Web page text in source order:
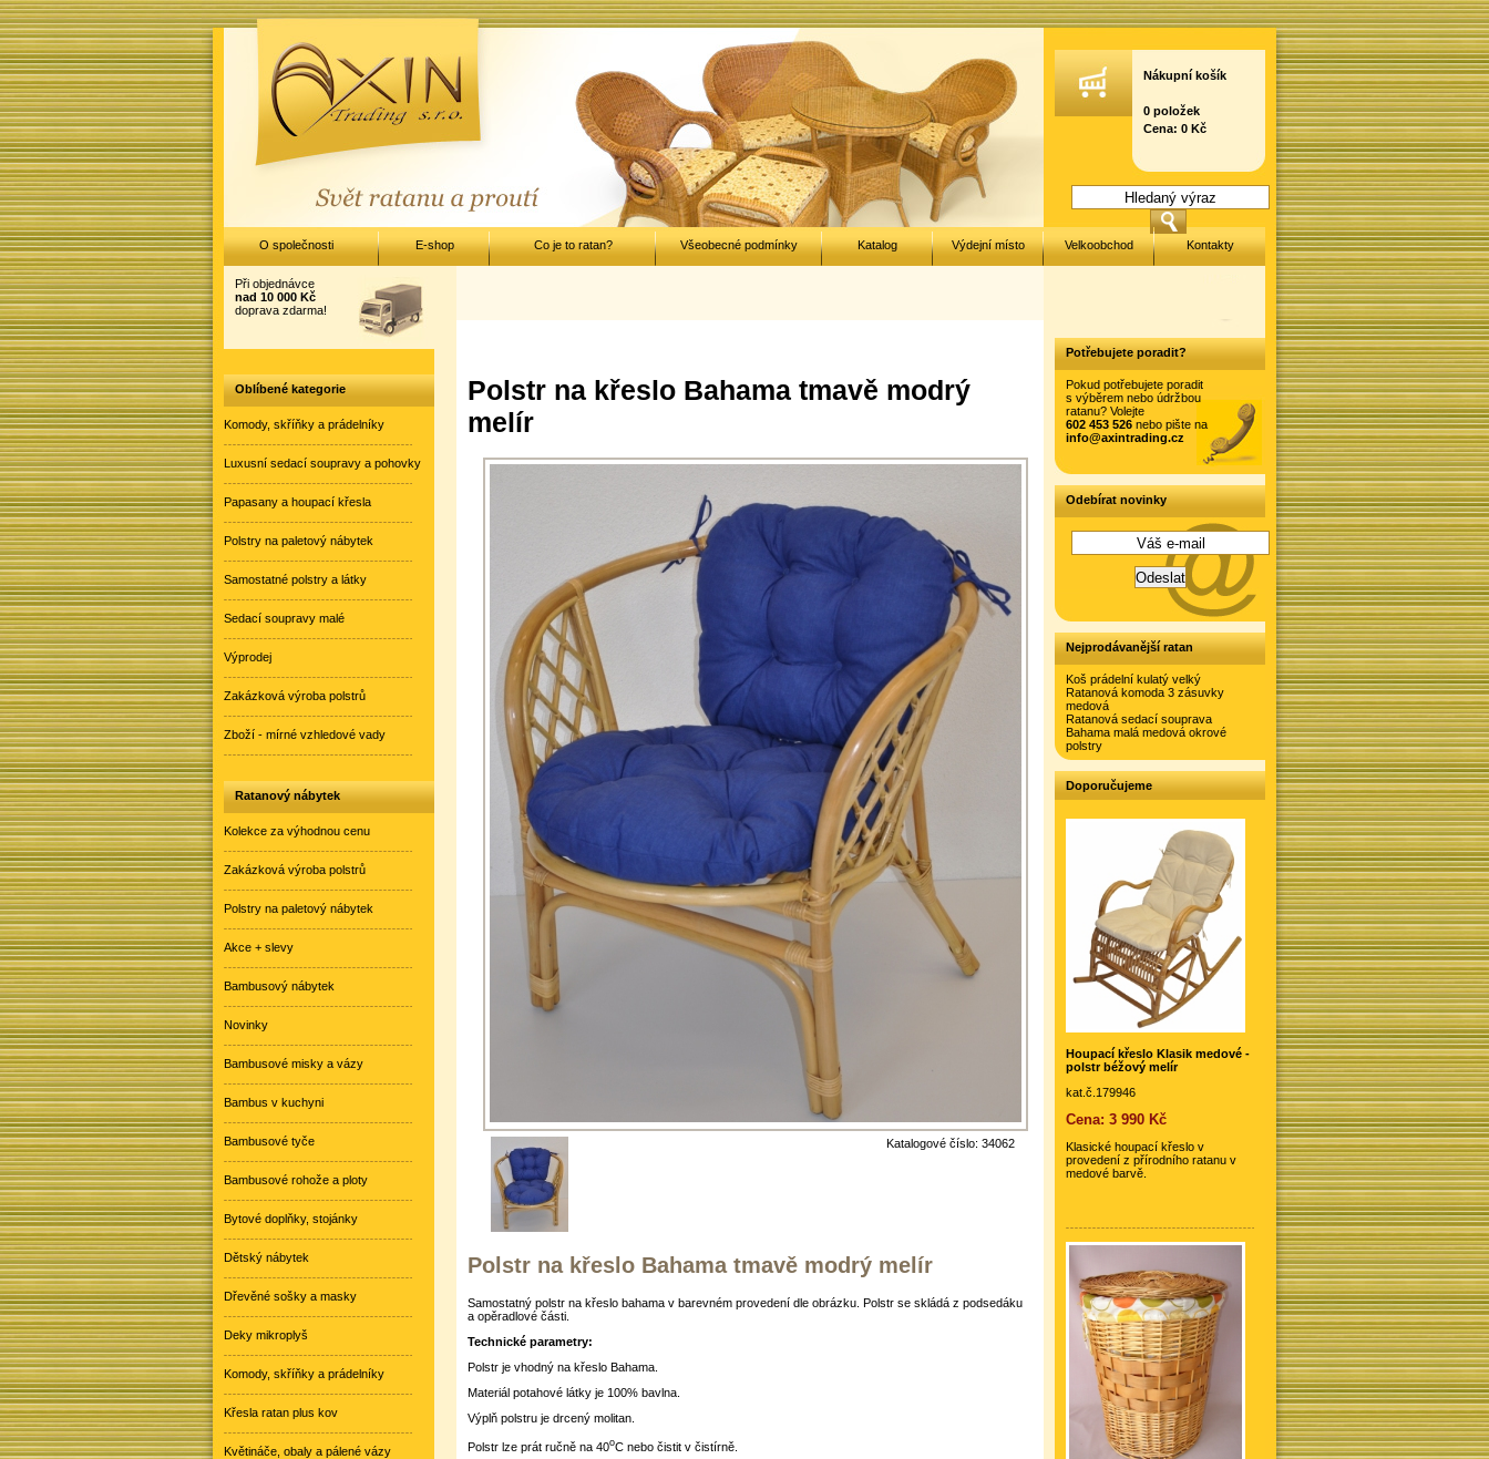
Polstr na křeslo Bahama tmavě modrý
melír
Katalogové číslo: 34062
Polstr na křeslo Bahama tmavě modrý melír
Samostatný polstr na křeslo bahama v barevném provedení dle obrázku. Polstr se skládá z podsedáku
a opěradlové části.
Technické parametry:
Polstr je vhodný na křeslo Bahama.
Materiál potahové látky je 100% bavlna.
Výplň polstru je drcený molitan.
Polstr lze prát ručně na 40oC nebo čistit v čistírně.
Potřebujete poradit?
Pokud potřebujete poradit
s výběrem nebo údržbou
ratanu? Volejte
602 453 526 nebo pište na
info@axintrading.cz
Odebírat novinky
Nejprodávanější ratan
Koš prádelní kulatý velký
Ratanová komoda 3 zásuvky
medová
Ratanová sedací souprava
Bahama malá medová okrové
polstry
Doporučujeme
Houpací křeslo Klasik medové -
polstr béžový melír
kat.č.179946
Cena: 3 990 Kč
Klasické houpací křeslo v
provedení z přírodního ratanu v
medové barvě.
Při objednávce
nad 10 000 Kč
doprava zdarma!
Oblíbené kategorie
Komody, skříňky a prádelníky
Luxusní sedací soupravy a pohovky
Papasany a houpací křesla
Polstry na paletový nábytek
Samostatné polstry a látky
Sedací soupravy malé
Výprodej
Zakázková výroba polstrů
Zboží - mírné vzhledové vady
Ratanový nábytek
Kolekce za výhodnou cenu
Zakázková výroba polstrů
Polstry na paletový nábytek
Akce + slevy
Bambusový nábytek
Novinky
Bambusové misky a vázy
Bambus v kuchyni
Bambusové tyče
Bambusové rohože a ploty
Bytové doplňky, stojánky
Dětský nábytek
Dřevěné sošky a masky
Deky mikroplyš
Komody, skříňky a prádelníky
Křesla ratan plus kov
Květináče, obaly a pálené vázy
Nákupní košík
0 položek
Cena: 0 Kč
O společnosti E-shop Co je to ratan? Všeobecné podmínky Katalog Výdejní místo Velkoobchod Kontakty